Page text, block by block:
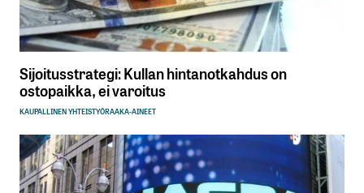
Sijoitusstrategi: Kullan hintanotkahdus on
ostopaikka, ei varoitus
KAUPALLINEN YHTEISTYÖRAAKA-AINEET